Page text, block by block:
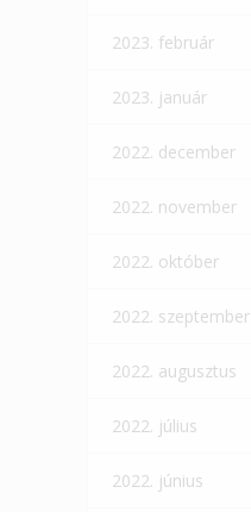
2023. február
2023. január
2022. december
2022. november
2022. október
2022. szeptember
2022. augusztus
2022. július
2022. június